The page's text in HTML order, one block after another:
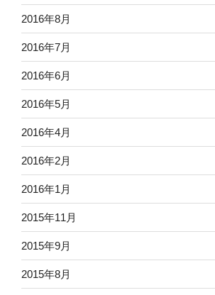
2016年8月
2016年7月
2016年6月
2016年5月
2016年4月
2016年2月
2016年1月
2015年11月
2015年9月
2015年8月